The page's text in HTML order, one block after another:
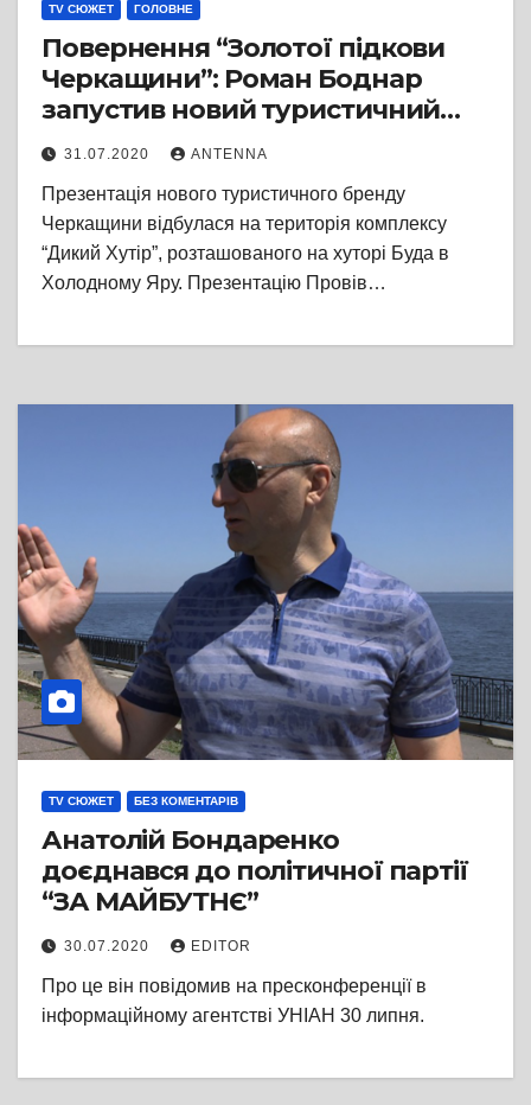
TV СЮЖЕТ ГОЛОВНЕ
Повернення “Золотої підкови
Черкащини”: Роман Боднар
запустив новий туристичний
бренд області “Місце сили і
рівноваги”
31.07.2020 ANTENNA
Презентація нового туристичного бренду
Черкащини відбулася на територія комплексу
“Дикий Хутір”, розташованого на хуторі Буда в
Холодному Яру. Презентацію Провів…
TV СЮЖЕТ БЕЗ КОМЕНТАРІВ
Анатолій Бондаренко
доєднався до політичної партії
“ЗА МАЙБУТНЄ”
30.07.2020 EDITOR
Про це він повідомив на пресконференції в
інформаційному агентстві УНІАН 30 липня.